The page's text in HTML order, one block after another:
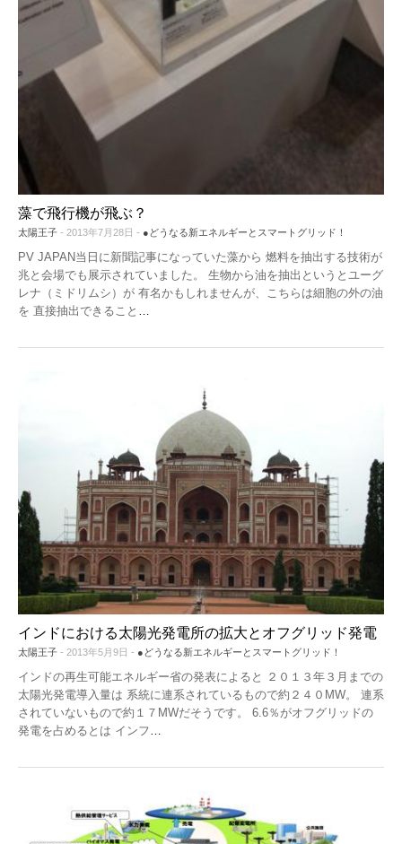
藻で飛行機が飛ぶ？
太陽王子 - 2013年7月28日 - ●どうなる新エネルギーとスマートグリッド！
PV JAPAN当日に新聞記事になっていた藻から 燃料を抽出する技術が
兆と会場でも展示されていました。 生物から油を抽出というとユーグ
レナ（ミドリムシ）が 有名かもしれませんが、こちらは細胞の外の油
を 直接抽出できること
インドにおける太陽光発電所の拡大とオフグリッド発電
太陽王子 - 2013年5月9日 - ●どうなる新エネルギーとスマートグリッド！
インドの再生可能エネルギー省の発表によると ２０１３年３月までの
太陽光発電導入量は 系統に連系されているもので約２４０MW。 連系
されていないもので約１７MWだそうです。 6.6％がオフグリッドの
発電を占めるとは インフ